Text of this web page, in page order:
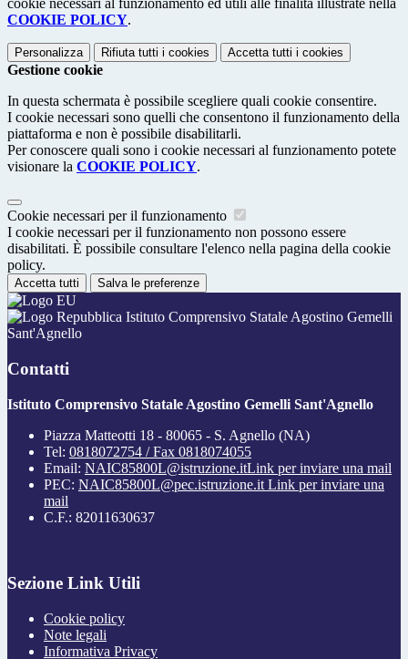
cookie necessari al funzionamento ed utili alle finalità illustrate nella
COOKIE POLICY.
Personalizza Rifiuta tutti i cookies Accetta tutti i cookies
Gestione cookie
In questa schermata è possibile scegliere quali cookie consentire.
I cookie necessari sono quelli che consentono il funzionamento della
piattaforma e non è possibile disabilitarli.
Per conoscere quali sono i cookie necessari al funzionamento potete
visionare la COOKIE POLICY.
Cookie necessari per il funzionamento
I cookie necessari per il funzionamento non possono essere
disabilitati. È possibile consultare l'elenco nella pagina della cookie
policy.
Accetta tutti Salva le preferenze
Istituto Comprensivo Statale Agostino Gemelli
Sant'Agnello
Contatti
Istituto Comprensivo Statale Agostino Gemelli Sant'Agnello
Piazza Matteotti 18 - 80065 - S. Agnello (NA)
Tel: 0818072754 / Fax 0818074055
Email: NAIC85800L@istruzione.itLink per inviare una mail
PEC: NAIC85800L@pec.istruzione.it Link per inviare una
mail
C.F.: 82011630637
Sezione Link Utili
Cookie policy
Note legali
Informativa Privacy